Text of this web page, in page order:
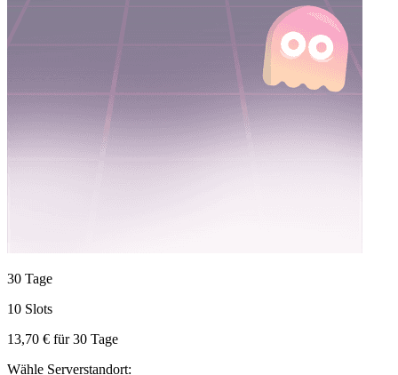
30 Tage
10 Slots
13,70 € für30 Tage
Wähle Serverstandort: